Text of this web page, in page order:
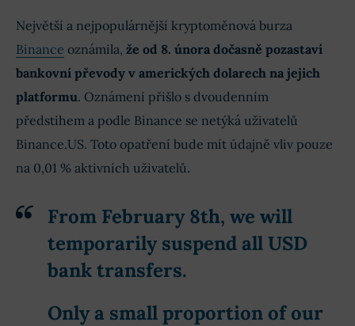
Největší a nejpopulárnější kryptoměnová burza
Binance oznámila, že od 8. února dočasně pozastaví
bankovní převody v amerických dolarech na jejich
platformu. Oznámení přišlo s dvoudenním
předstihem a podle Binance se netýká uživatelů
Binance.US. Toto opatření bude mít údajně vliv pouze
na 0,01 % aktivních uživatelů.
From February 8th, we will
temporarily suspend all USD
bank transfers.
Only a small proportion of our